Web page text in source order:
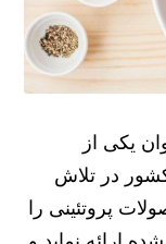
یکی از
در تلاش
پروتئینی را